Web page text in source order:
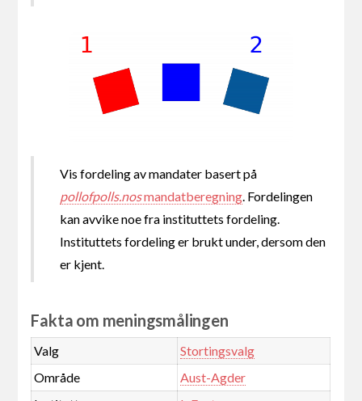
Vis fordeling av mandater basert på
pollofpolls.nosmandatberegning . Fordelingen
kan avvike noe fra instituttets fordeling.
Instituttets fordeling er brukt under, dersom den
er kjent.
Fakta om meningsmålingen
Valg
Stortingsvalg
Område
Aust-Agder